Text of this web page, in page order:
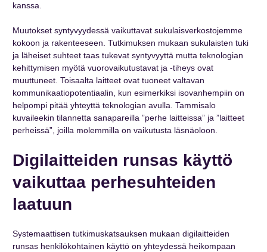
kanssa.
Muutokset syntyvyydessä vaikuttavat sukulaisverkostojemme
kokoon ja rakenteeseen. Tutkimuksen mukaan sukulaisten tuki
ja läheiset suhteet taas tukevat syntyvyyttä mutta teknologian
kehittymisen myötä vuorovaikutustavat ja -tiheys ovat
muuttuneet. Toisaalta laitteet ovat tuoneet valtavan
kommunikaatiopotentiaalin, kun esimerkiksi isovanhempiin on
helpompi pitää yhteyttä teknologian avulla. Tammisalo
kuvaileekin tilannetta sanapareilla ”perhe laitteissa” ja ”laitteet
perheissä”, joilla molemmilla on vaikutusta läsnäoloon.
Digilaitteiden runsas käyttö
vaikuttaa perhesuhteiden
laatuun
Systemaattisen tutkimuskatsauksen mukaan digilaitteiden
runsas henkilökohtainen käyttö on yhteydessä heikompaan